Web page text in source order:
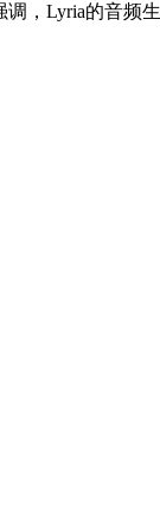
，Lyria的音频